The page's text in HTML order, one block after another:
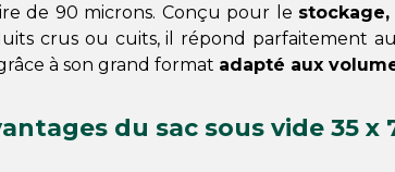
de 90 microns. Conçu pour le
crus ou cuits, il répond parfaitement
à son grand format adapté aux
du sac sous vide 35 x